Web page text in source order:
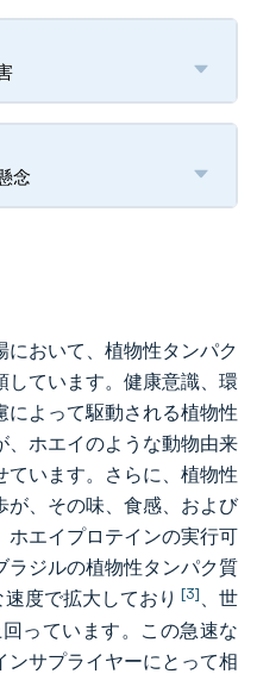
念
おいて、植物性タンパク
しています。健康意識、環
よって駆動される植物性
、ホエイのような動物由来
ています。さらに、植物性
が、その味、食感、および
ホエイプロテインの実行可
ラジルの植物性タンパク質
度で拡大しており [3]、世
っています。この急速な
ンサプライヤーにとって相